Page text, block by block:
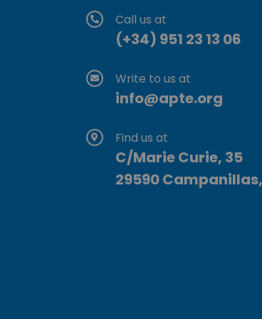
Call us at
(+34) 951 23 13 06
Write to us at
info@apte.org
Find us at
C/Marie Curie, 35
29590 Campanillas,